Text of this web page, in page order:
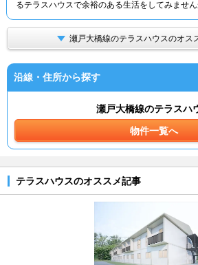
TOP
るテラスハウスで余裕のある生活をしてみません
瀬戸大橋線のテラスハウスのオス
沿線・住所から探す
瀬戸大橋線のテラスハ
物件一覧へ
テラスハウスのオススメ記事